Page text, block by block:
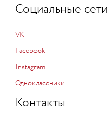
Социальные сети
VK
Facebook
Instagram
Одноклассники
Контакты